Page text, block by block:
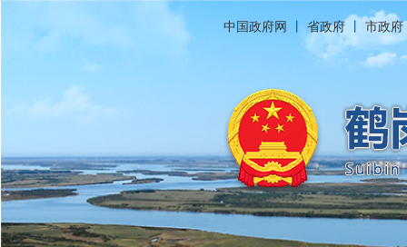
中国政府网 丨省政府 市政府